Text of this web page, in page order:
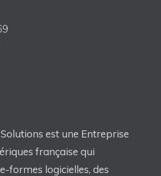
est une Entreprise
française qui
formes logicielles, des